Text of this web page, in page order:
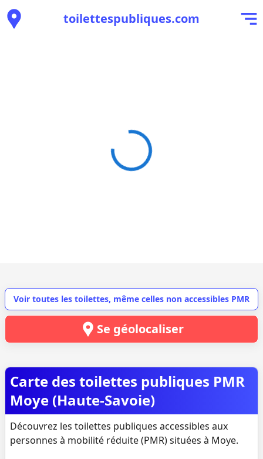
toilettespubliques.com
Voir toutes les toilettes, même celles non accessibles PMR
Se géolocaliser
Carte des toilettes publiques PMR
Moye (Haute-Savoie)
Découvrez les toilettes publiques accessibles aux
personnes à mobilité réduite (PMR) situées à Moye.